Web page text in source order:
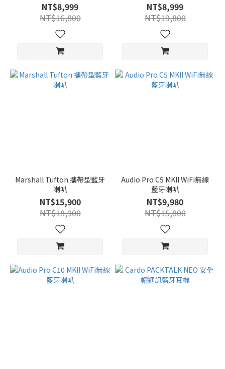
NT$8,999
NT$16,800
NT$8,999
NT$19,800
Marshall Tufton 攜帶型藍牙
喇叭
NT$15,900
NT$18,900
Audio Pro C5 MKII WiFi無線
藍牙喇叭
NT$9,980
NT$15,800